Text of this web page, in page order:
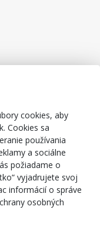
cookies, aby
Cookies sa
používania
a sociálne
požiadame o
vyjadrujete svoj
informácií o správe
osobných